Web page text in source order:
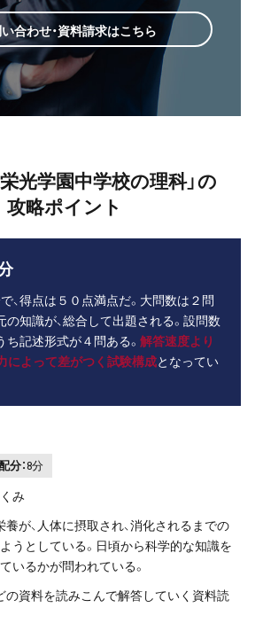
合わせ・資料請求はこちら
栄光学園中学校の理科」の
攻略ポイント
、得点は５０点満点だ。大問数は２問
の知識が、総合して出題される。設問数
ち記述形式が４問ある。 解答速度より
によって差がつく試験構成となってい
分：8分
み
が、人体に摂取され、消化されるまでの
うとしている。日頃から科学的な知識を
いるかが問われている。
の資料を読みこんで解答していく資料読